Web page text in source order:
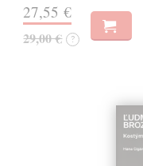
27,55 €
29,00 € ?